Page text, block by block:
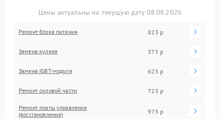
Цены актуальны на текущую дату 08.08.2026
Ремонт блока питания 825 р
Замена кулера 375 р
Замена IGBT-модуля 625 р
Ремонт силовой части 725 р
Ремонт платы управления
(восстановление)
975 р